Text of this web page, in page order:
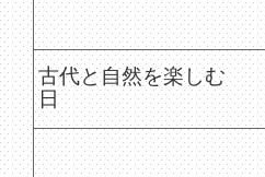
古代と自然を楽しむ